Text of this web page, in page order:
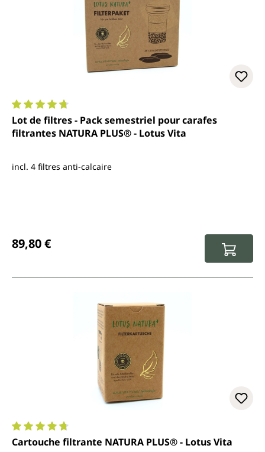
Note moyenne de 4.7 sur 5 étoiles
Lot de filtres - Pack semestriel pour carafes
filtrantes NATURA PLUS® - Lotus Vita
incl. 4 filtres anti-calcaire
89,80 €
Note moyenne de 4.7 sur 5 étoiles
Cartouche filtrante NATURA PLUS® - Lotus Vita